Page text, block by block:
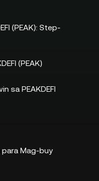
(PEAK): Step-
(PEAK)
sa PEAKDEFI
Mag-buy